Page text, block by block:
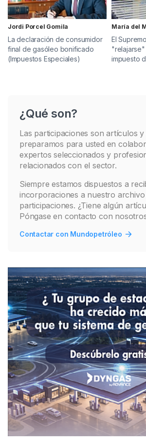
Jordi Porcel Gomila
La declaración de consumidor
final de gasóleo bonificado
(Impuestos Especiales)
María del
El
impuesto
¿Qué son?
Las participaciones son artículos
preparamos para usted en
expertos seleccionados y
relacionados con el sector.
Siempre estamos dispuestos a
incorporaciones a nuestro archivo
participaciones. ¿Tiene algún
Póngase en contacto con
Contactar con Mundopetróleo